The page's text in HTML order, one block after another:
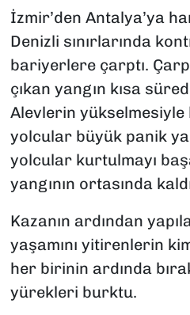
İzmir’den Antalya’ya
Denizli sınırlarında
bariyerlere çarptı.
çıkan yangın kısa
Alevlerin
yolcular büyük panik
yolcular kurtulmayı
yangının ortasında
Kazanın ardından
yaşamını yitirenlerin
her birinin ardında
yürekleri burktu.